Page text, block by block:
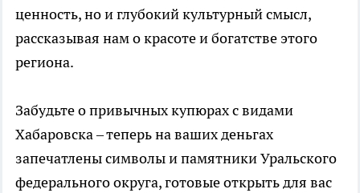
ценность, но и глубокий культурный смысл,
рассказывая нам о красоте и богатстве этого
региона.
Забудьте о привычных купюрах с видами
Хабаровска – теперь на ваших деньгах
запечатлены символы и памятники Уральского
федерального округа, готовые открыть для вас